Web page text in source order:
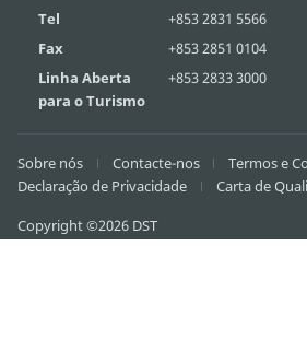
Tel
+853 2831 5566
Fax
+853 2851 0104
Linha Aberta
para o Turismo
+853 2833 3000
Sobre nós Contacte-nos
Termos e
Declaração de Privacidade
Carta de
Copyright ©2026 DST